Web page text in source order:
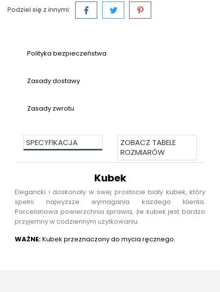
Podziel się z innymi:
Polityka bezpieczeństwa
Zasady dostawy
Zasady zwrotu
SPECYFIKACJA
ZOBACZ TABELE
ROZMIARÓW
Kubek
Elegancki i doskonały w swej prostocie biały kubek, który
spełni najwyższe wymagania każdego klienta.
Porcelanowa powierzchnia sprawia, że kubek jest bardzo
przyjemny w codziennym użytkowaniu.
WAŻNE:Kubek przeznaczony do mycia ręcznego.